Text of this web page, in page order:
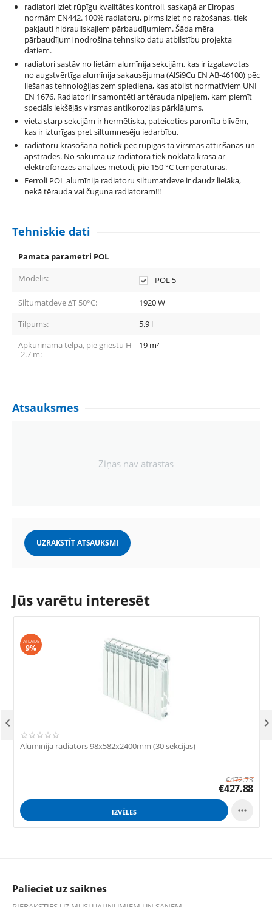
radiatori iziet rūpīgu kvalitātes kontroli, saskaņā ar Eiropas
normām EN442. 100% radiatoru, pirms iziet no ražošanas, tiek
pakļauti hidrauliskajiem pārbaudījumiem. Šāda mēra
pārbaudījumi nodrošina tehnsiko datu atbilstību projekta
datiem.
radiatori sastāv no lietām alumīnija sekcijām, kas ir izgatavotas
no augstvērtīga alumīnija sakausējuma (AlSi9Cu EN AB-46100) pēc
liešanas tehnoloģijas zem spiediena, kas atbilst normatīviem UNI
EN 1676. Radiatori ir samontēti ar tērauda nipeļiem, kam piemīt
speciāls iekšējās virsmas antikorozijas pārklājums.
vieta starp sekcijām ir hermētiska, pateicoties paronīta blīvēm,
kas ir izturīgas pret siltumnesēju iedarbību.
radiatoru krāsošana notiek pēc rūpīgas tā virsmas attīrīšanas un
apstrādes. No sākuma uz radiatora tiek noklāta krāsa ar
elektroforēzes analīzes metodi, pie 150 °С temperatūras.
Ferroli POL alumīnija radiatoru siltumatdeve ir daudz lielāka,
nekā tērauda vai čuguna radiatoram!!!
Tehniskie dati
Pamata parametri POL
Modelis:
POL 5
Siltumatdeve ΔT 50°C: 1920W
Tilpums:
5.9 l
Apkurinama telpa, pie griestu H
-2.7 m:
19 m²
Atsauksmes
Ziņas nav atrastas
UZRAKSTĪT ATSAUKSMI
Jūs varētu interesēt
ATLAIDE
9%
Alumīnija radiators 98x582x2400mm (30 sekcijas)
€472.73
€427.88
IZVĒLES 

Palieciet uz saiknes